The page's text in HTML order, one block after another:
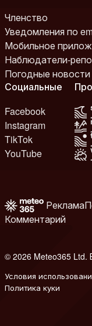
Членство
Уведомления по
Мобильное
Наблюдатели-
Погодные новости
Социальные
Facebook
Instagram
TikTok
YouTube
Реклама
Комментарий
© 2026 Meteo365
Условия
Политика куки